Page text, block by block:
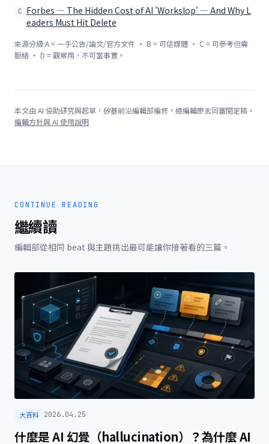
C Forbes — The Hidden Cost of AI 'Workslop' — And Why L
eaders Must Hit Delete
來源分級:A = 一手公告/論文/官方文件 · B = 可信媒體 · C = 可參考但需
脈絡 · D = 觀察用，不可當事實。
本文由 AI 協助研究與起草，矽基前沿編輯部編修，總編輯廖玄同審閱定稿。
編輯方針與 AI 使用說明
CONTINUE READING
繼續讀
編輯部從相同 beat 與主題挑出最可能讓你接著看的三篇。
大百科 2026.04.25
什麼是 AI 幻覺（hallucination）？為什麼 AI